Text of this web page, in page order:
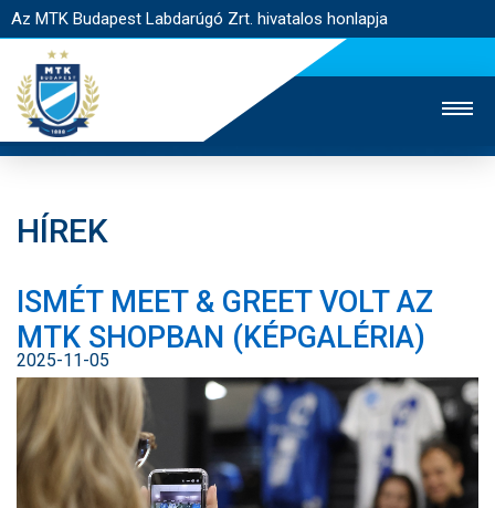
Az MTK Budapest Labdarúgó Zrt. hivatalos honlapja
JEGYÉRTÉKESÍTÉS
WEBSHOP
STADION
EGYESÜLET
KAPCSOLAT
NYITÓLAP
HÍREK
CSAPATOK
HÍREK
ISMÉT MEET & GREET VOLT AZ
MTK SHOPBAN (KÉPGALÉRIA)
2025-11-05